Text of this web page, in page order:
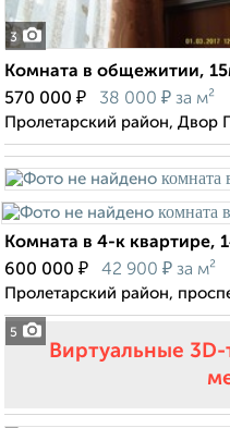
3
Комната в общежитии,
570 000 ₽ 38 000 ₽ за м²
Пролетарский район, Двор
5
Комната в 4-к квартире,
600 000 ₽ 42 900 ₽ за м²
Пролетарский район,
Виртуальные